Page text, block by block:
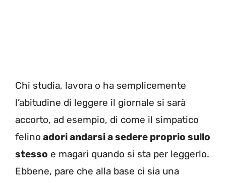
Chi studia, lavora o ha semplicemente
l’abitudine di leggere il giornale si sarà
accorto, ad esempio, di come il simpatico
felino adori andarsi a sedere proprio sullo
stesso e magari quando si sta per leggerlo.
Ebbene, pare che alla base ci sia una